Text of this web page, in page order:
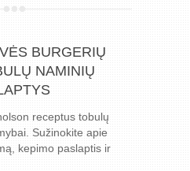
BURGERIŲ
NAMINIŲ
receptus tobulų
Sužinokite apie
kepimo paslaptis ir